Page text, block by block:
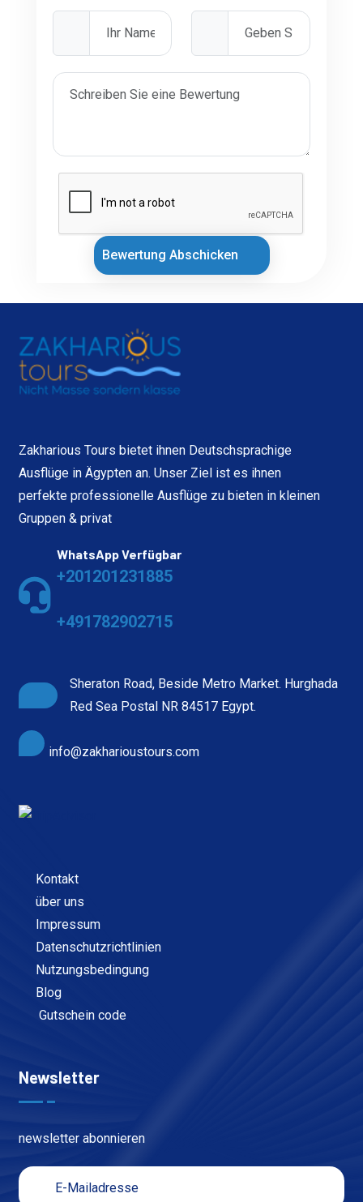
Bewertung Abschicken
Zakharious Tours bietet ihnen Deutschsprachige
Ausflüge in Ägypten an. Unser Ziel ist es ihnen
perfekte professionelle Ausflüge zu bieten in kleinen
Gruppen & privat
WhatsApp Verfügbar
+201201231885
+491782902715
Sheraton Road, Beside Metro Market. Hurghada
Red Sea Postal NR 84517 Egypt.
info@zakharioustours.com
Kontakt
über uns
Impressum
Datenschutzrichtlinien
Nutzungsbedingung
Blog
Gutschein code
Newsletter
newsletter abonnieren